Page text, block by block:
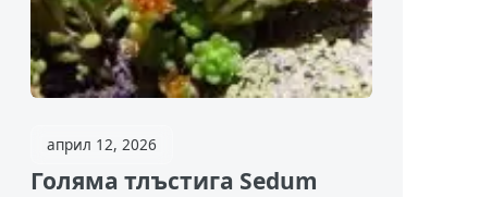
април 12, 2026
Голяма тлъстига Sedum